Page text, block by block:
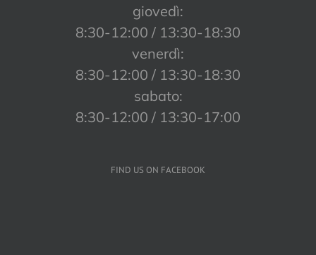
giovedì:
8:30-12:00 / 13:30-18:30
venerdì:
8:30-12:00 / 13:30-18:30
sabato:
8:30-12:00 / 13:30-17:00
FIND US ON FACEBOOK